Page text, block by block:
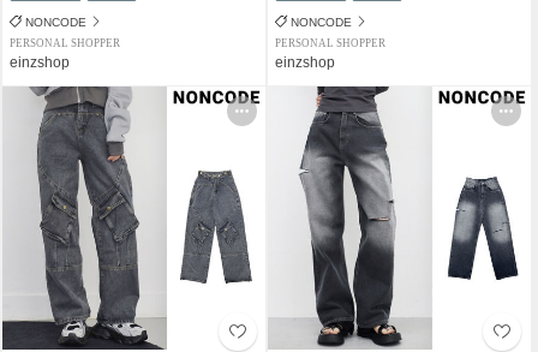
NONCODE
PERSONAL SHOPPER
einzshop
NONCODE
PERSONAL SHOPPER
einzshop